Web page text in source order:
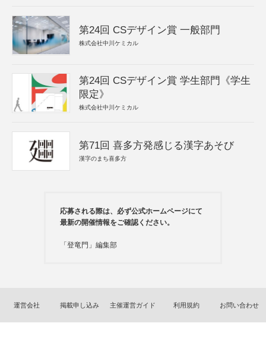
第24回 CSデザイン賞 一般部門
株式会社中川ケミカル
第24回 CSデザイン賞 学生部門《学生
限定》
株式会社中川ケミカル
第71回 喜多方発感じる漢字あそび
漢字のまち喜多方
応募される際は、必ず公式ホームページにて
最新の開催情報をご確認ください。
「登竜門」編集部
運営会社 掲載申し込み 主催運営ガイド 利用規約 お問い合わせ